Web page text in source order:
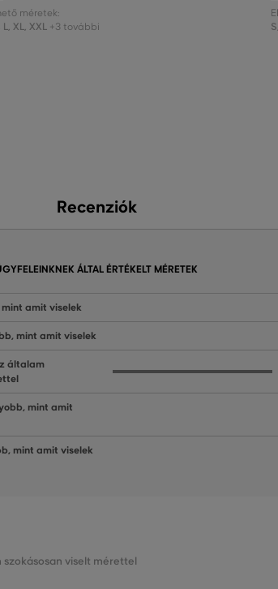
méretek:
L, XL, XXL +3 további S
Recenziók
ÁLTAL ÉRTÉKELT MÉRETEK
amit viselek
mint amit viselek
általam
mint amit
mint amit viselek
viselt mérettel